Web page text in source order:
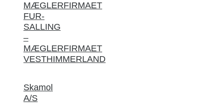
MÆGLERFIRMAET
FUR-
SALLING
–
MÆGLERFIRMAET
VESTHIMMERLAND
Skamol
A/S